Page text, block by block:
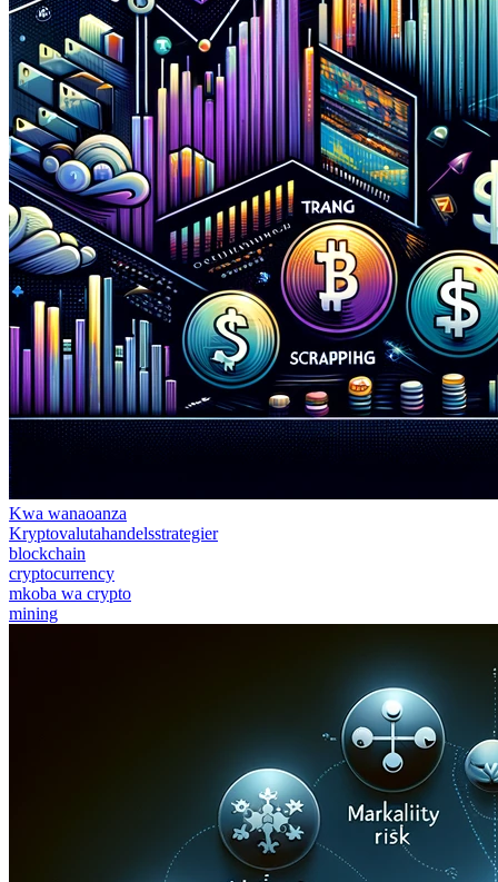
Kwa wanaoanza
Kryptovalutahandelsstrategier
blockchain
cryptocurrency
mkoba wa crypto
mining